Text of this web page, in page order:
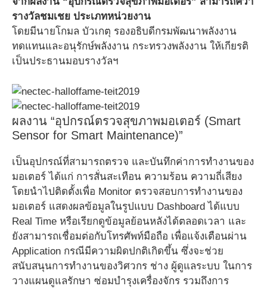
รางวัลชมเชย ประเภทหน่วยงาน
โดยมีนายโกมล บัวเกตุ รองอธิบดีกรมพัฒนาพลังงาน
ทดแทนและอนุรักษ์พลังงาน กระทรวงพลังงาน ให้เกียรติ
เป็นประธานมอบรางวัลฯ
ผลงาน “อุปกรณ์ตรวจสุขภาพมอเตอร์ (Smart
Sensor for Smart Maintenance)”
เป็นอุปกรณ์ที่สามารถตรวจ และบันทึกค่าการทำงานของ
มอเตอร์ ได้แก่ การสั่นสะเทือน ความร้อน ความถี่เสียง
โดยนำไปติดตั้งเพื่อ Monitor ตรวจสอบการทำงานของ
มอเตอร์ แสดงผลข้อมูลในรูปแบบ Dashboard ได้แบบ
Real Time หรือเรียกดูข้อมูลย้อนหลังได้ตลอดเวลา และ
ยังสามารถเชื่อมต่อกับโทรศัพท์มือถือ เพื่อแจ้งเตือนผ่าน
Application กรณีมีความผิดปกติเกิดขึ้น ซึ่งจะช่วย
สนับสนุนการทำงานของวิศวกร ช่าง ผู้ดูแลระบบ ในการ
วางแผนดูแลรักษา ซ่อมบำรุงเครื่องจักร รวมถึงการ